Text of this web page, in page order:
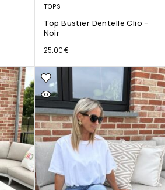
TOPS
Top Bustier Dentelle Clio –
Noir
25.00€